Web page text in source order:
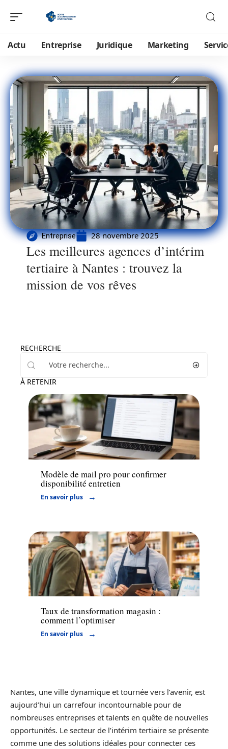
Actu Entreprise Juridique Marketing
Entreprise 28 novembre 2025
Les meilleures agences d’intérim
tertiaire à Nantes : trouvez la
mission de vos rêves
RECHERCHE
À RETENIR
Entreprise
Modèle de mail pro pour confirmer
disponibilité entretien
En savoir plus
Marketing
Taux de transformation magasin :
comment l’optimiser
En savoir plus
Nantes, une ville dynamique et tournée vers l’avenir, est
aujourd’hui un carrefour incontournable pour de
nombreuses entreprises et talents en quête de nouvelles
opportunités. Le secteur de l’intérim tertiaire se présente
comme une des solutions idéales pour connecter ces